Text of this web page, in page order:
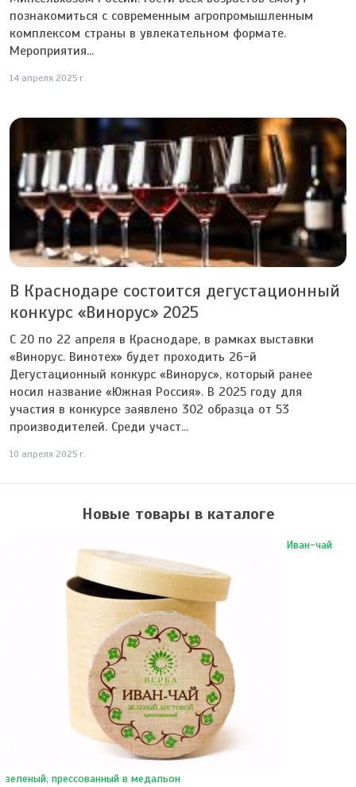
познакомиться с современным агропромышленным
комплексом страны в увлекательном формате.
Мероприятия...
14 апреля 2025 г.
В Краснодаре состоится дегустационный
конкурс «Винорус» 2025
C 20 по 22 апреля в Краснодаре, в рамках выставки
«Винорус. Винотех» будет проходить 26-й
Дегустационный конкурс «Винорус», который ранее
носил название «Южная Россия». В 2025 году для
участия в конкурсе заявлено 302 образца от 53
производителей. Среди участ...
10 апреля 2025 г.
Новые товары в каталоге
Иван-чай
зеленый, прессованный в медальон